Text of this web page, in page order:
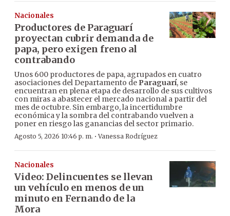
Nacionales
Productores de Paraguarí
proyectan cubrir demanda de
papa, pero exigen freno al
contrabando
Unos 600 productores de papa, agrupados en cuatro
asociaciones del Departamento de Paraguarí, se
encuentran en plena etapa de desarrollo de sus cultivos
con miras a abastecer el mercado nacional a partir del
mes de octubre. Sin embargo, la incertidumbre
económica y la sombra del contrabando vuelven a
poner en riesgo las ganancias del sector primario.
Agosto 5, 2026 10:46 p. m. ·Vanessa Rodríguez
Nacionales
Video: Delincuentes se llevan
un vehículo en menos de un
minuto en Fernando de la
Mora